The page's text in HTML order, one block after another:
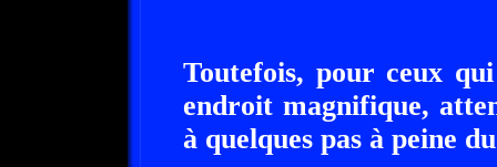
Toutefois, pour ceux
endroit magnifique,
à quelques pas à peine